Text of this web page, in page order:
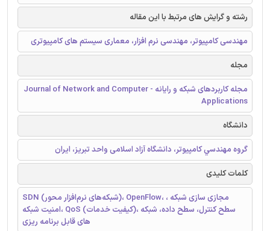
رشته و گرایش های مرتبط با این مقاله
مهندسی کامپیوتر، مهندسی نرم افزار، معماری سیستم های کامپیوتری
مجله
مجله کاربردهای شبکه و رایانه - Journal of Network and Computer
Applications
دانشگاه
گروه مهندسي كامپيوتر، دانشگاه آزاد اسلامی واحد تبريز، ايران
کلمات کلیدی
SDN (شبکه‌های نرم‌افزار محور)، OpenFlow، مجازی سازی شبکه ،
امنیت شبکه، QoS (کیفیت خدمات)، سطح کنترل، سطح داده، شبکه
های قابل برنامه ریزی